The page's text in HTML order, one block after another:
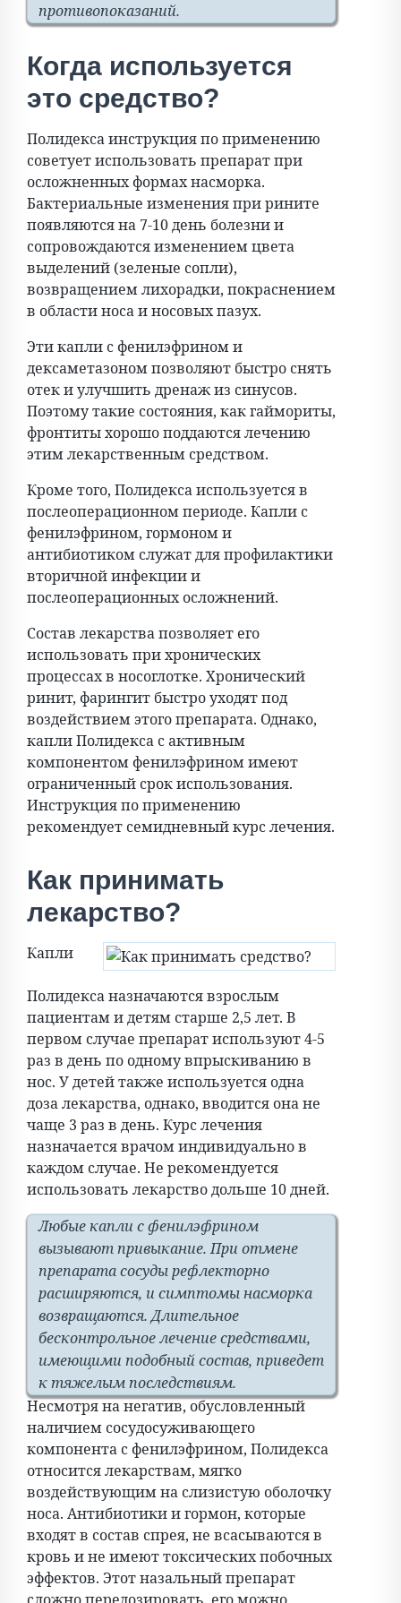
противопоказаний.
Когда используется
это средство?
Полидекса инструкция по применению
советует использовать препарат при
осложненных формах насморка.
Бактериальные изменения при рините
появляются на 7-10 день болезни и
сопровождаются изменением цвета
выделений (зеленые сопли),
возвращением лихорадки, покраснением
в области носа и носовых пазух.
Эти капли с фенилэфрином и
дексаметазоном позволяют быстро снять
отек и улучшить дренаж из синусов.
Поэтому такие состояния, как гаймориты,
фронтиты хорошо поддаются лечению
этим лекарственным средством.
Кроме того, Полидекса используется в
послеоперационном периоде. Капли с
фенилэфрином, гормоном и
антибиотиком служат для профилактики
вторичной инфекции и
послеоперационных осложнений.
Состав лекарства позволяет его
использовать при хронических
процессах в носоглотке. Хронический
ринит, фарингит быстро уходят под
воздействием этого препарата. Однако,
капли Полидекса с активным
компонентом фенилэфрином имеют
ограниченный срок использования.
Инструкция по применению
рекомендует семидневный курс лечения.
Как принимать
лекарство?
Капли
Полидекса назначаются взрослым
пациентам и детям старше 2,5 лет. В
первом случае препарат используют 4-5
раз в день по одному впрыскиванию в
нос. У детей также используется одна
доза лекарства, однако, вводится она не
чаще 3 раз в день. Курс лечения
назначается врачом индивидуально в
каждом случае. Не рекомендуется
использовать лекарство дольше 10 дней.
Любые капли с фенилэфрином
вызывают привыкание. При отмене
препарата сосуды рефлекторно
расширяются, и симптомы насморка
возвращаются. Длительное
бесконтрольное лечение средствами,
имеющими подобный состав, приведет
к тяжелым последствиям.
Несмотря на негатив, обусловленный
наличием сосудосуживающего
компонента с фенилэфрином, Полидекса
относится лекарствам, мягко
воздействующим на слизистую оболочку
носа. Антибиотики и гормон, которые
входят в состав спрея, не всасываются в
кровь и не имеют токсических побочных
эффектов. Этот назальный препарат